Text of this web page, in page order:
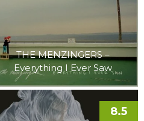
THE MENZINGERS –
Everything I Ever Saw
8.5